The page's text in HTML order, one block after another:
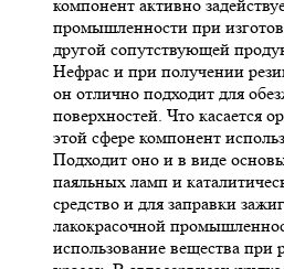
компонент активно
промышленности при
другой сопутствующей
Нефрас и при получении
он отлично подходит для
поверхностей. Что касается
этой сфере компонент
Подходит оно и в виде
паяльных ламп и
средство и для заправки
лакокрасочной
использование вещества при